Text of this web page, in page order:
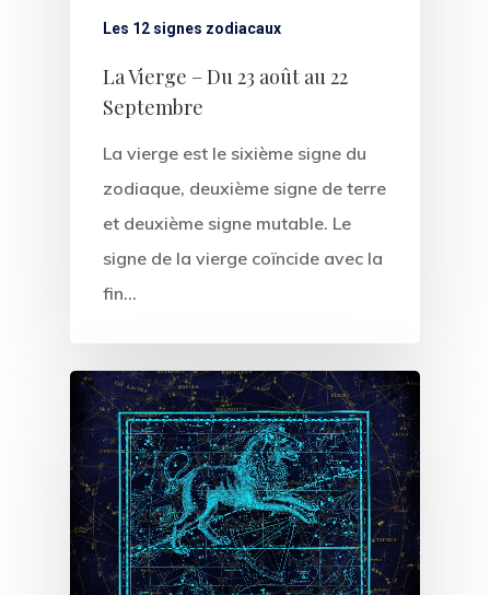
Les 12 signes zodiacaux
La Vierge – Du 23 août au 22
Septembre
La vierge est le sixième signe du
zodiaque, deuxième signe de terre
et deuxième signe mutable. Le
signe de la vierge coïncide avec la
fin…